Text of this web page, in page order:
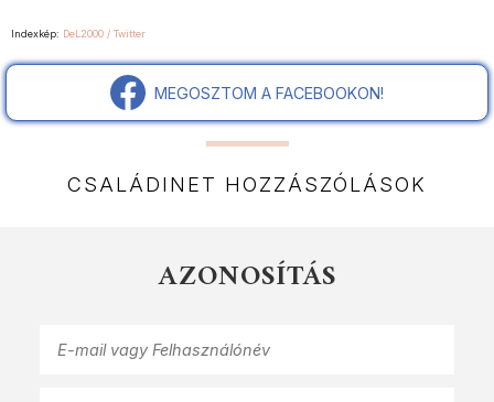
Indexkép: DeL2000 / Twitter
MEGOSZTOM A FACEBOOKON!
CSALÁDINET HOZZÁSZÓLÁSOK
AZONOSÍTÁS